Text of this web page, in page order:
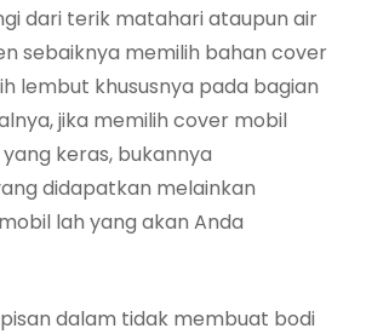
dari terik matahari ataupun air
sebaiknya memilih bahan cover
lembut khususnya pada bagian
jika memilih cover mobil
keras, bukannya
didapatkan melainkan
lah yang akan Anda
dalam tidak membuat bodi